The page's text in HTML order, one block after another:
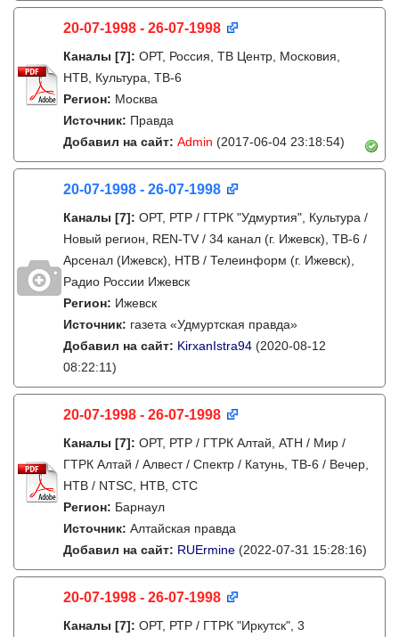
20-07-1998 - 26-07-1998
Каналы [7]: ОРТ, Россия, ТВ Центр, Московия,
НТВ, Культура, ТВ-6
Регион: Москва
Источник: Правда
Добавил на сайт: Admin (2017-06-04 23:18:54)
20-07-1998 - 26-07-1998
Каналы [7]: ОРТ, РТР / ГТРК "Удмуртия", Культура /
Новый регион, REN-TV / 34 канал (г. Ижевск), ТВ-6 /
Арсенал (Ижевск), НТВ / Телеинформ (г. Ижевск),
Радио России Ижевск
Регион: Ижевск
Источник: газета «Удмуртская правда»
Добавил на сайт: KirxanIstra94 (2020-08-12
08:22:11)
20-07-1998 - 26-07-1998
Каналы [7]: ОРТ, РТР / ГТРК Алтай, АТН / Мир /
ГТРК Алтай / Алвест / Спектр / Катунь, ТВ-6 / Вечер,
НТВ / NTSC, НТВ, СТС
Регион: Барнаул
Источник: Алтайская правда
Добавил на сайт: RUErmine (2022-07-31 15:28:16)
20-07-1998 - 26-07-1998
Каналы [7]: ОРТ, РТР / ГТРК "Иркутск", 3